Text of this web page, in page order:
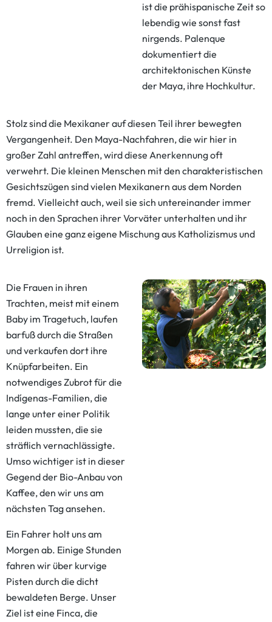
ist die prähispanische Zeit so
lebendig wie sonst fast
nirgends. Palenque
dokumentiert die
architektonischen Künste
der Maya, ihre Hochkultur.
Stolz sind die Mexikaner auf diesen Teil ihrer bewegten
Vergangenheit. Den Maya-Nachfahren, die wir hier in
großer Zahl antreffen, wird diese Anerkennung oft
verwehrt. Die kleinen Menschen mit den charakteristischen
Gesichtszügen sind vielen Mexikanern aus dem Norden
fremd. Vielleicht auch, weil sie sich untereinander immer
noch in den Sprachen ihrer Vorväter unterhalten und ihr
Glauben eine ganz eigene Mischung aus Katholizismus und
Urreligion ist.
Die Frauen in ihren
Trachten, meist mit einem
Baby im Tragetuch, laufen
barfuß durch die Straßen
und verkaufen dort ihre
Knüpfarbeiten. Ein
notwendiges Zubrot für die
Indígenas-Familien, die
lange unter einer Politik
leiden mussten, die sie
sträflich vernachlässigte.
Umso wichtiger ist in dieser
Gegend der Bio-Anbau von
Kaffee, den wir uns am
nächsten Tag ansehen.
Ein Fahrer holt uns am
Morgen ab. Einige Stunden
fahren wir über kurvige
Pisten durch die dicht
bewaldeten Berge. Unser
Ziel ist eine Finca, die